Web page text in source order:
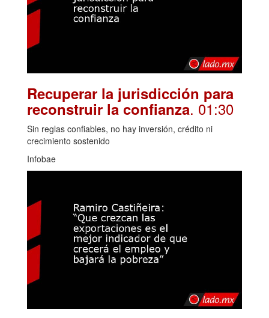
Recuperar la jurisdicción para
reconstruir la confianza. 01:30
Sin reglas confiables, no hay inversión, crédito ni
crecimiento sostenido
Infobae